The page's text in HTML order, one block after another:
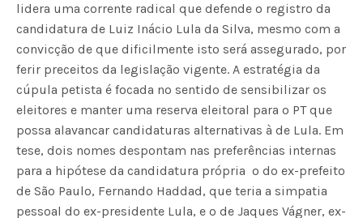
lidera uma corrente radical que defende o registro da
candidatura de Luiz Inácio Lula da Silva, mesmo com a
convicção de que dificilmente isto será assegurado, por
ferir preceitos da legislação vigente. A estratégia da
cúpula petista é focada no sentido de sensibilizar os
eleitores e manter uma reserva eleitoral para o PT que
possa alavancar candidaturas alternativas à de Lula. Em
tese, dois nomes despontam nas preferências internas
para a hipótese da candidatura própria  o do ex-prefeito
de São Paulo, Fernando Haddad, que teria a simpatia
pessoal do ex-presidente Lula, e o de Jaques Vágner, ex-